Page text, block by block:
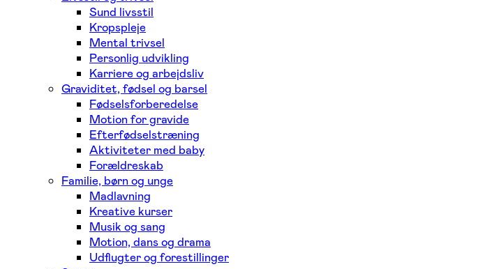
Sund livsstil
Kropspleje
Mental trivsel
Personlig udvikling
Karriere og arbejdsliv
Graviditet, fødsel og barsel
Fødselsforberedelse
Motion for gravide
Efterfødselstræning
Aktiviteter med baby
Forældreskab
Familie, børn og unge
Madlavning
Kreative kurser
Musik og sang
Motion, dans og drama
Udflugter og forestillinger